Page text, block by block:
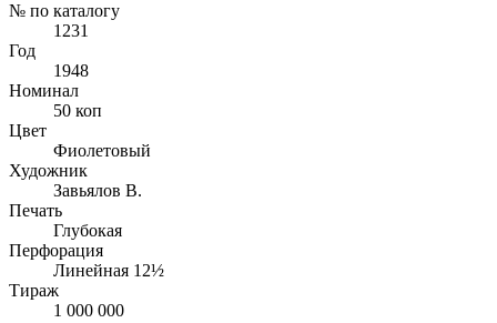
№ по каталогу
1231
Год
1948
Номинал
50 коп
Цвет
Фиолетовый
Художник
Завьялов В.
Печать
Глубокая
Перфорация
Линейная 12½
Тираж
1 000 000